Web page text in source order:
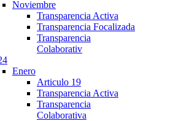
Noviembre
Transparencia Activa
Transparencia Focalizada
Transparencia
Colaborativ
Enero
Articulo 19
Transparencia Activa
Transparencia
Colaborativa